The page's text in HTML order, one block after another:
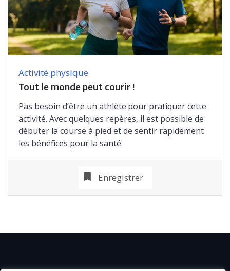
Activité physique
Tout le monde peut courir !
Pas besoin d’être un athlète pour pratiquer cette
activité. Avec quelques repères, il est possible de
débuter la course à pied et de sentir rapidement
les bénéfices pour la santé.
Enregistrer